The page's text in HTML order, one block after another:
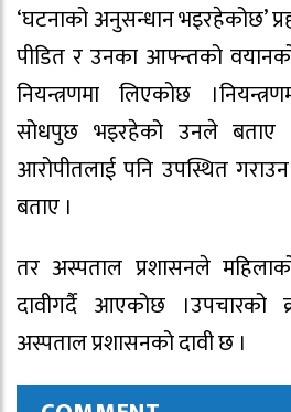
‘घटनाको अनुसन्धान भइरहेकोछ’
पीडित र उनका आफ्न्तको
नियन्त्रणमा लिएकोछ
सोधपुछ भइरहेको उनले बताए
आरोपीतलाई पनि उपस्थित
बताए ।
तर अस्पताल प्रशासनले
दावीगर्दै आएकोछ ।उपचारको
अस्पताल प्रशासनको दावी छ ।